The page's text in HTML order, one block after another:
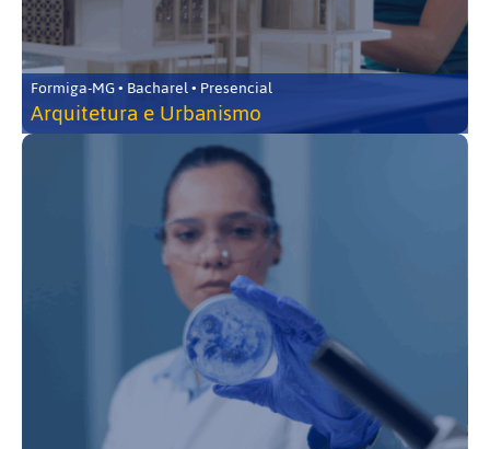
Formiga-MG • Bacharel • Presencial
Arquitetura e Urbanismo